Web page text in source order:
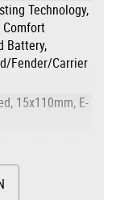
Technology,
Comfort
Battery,
Fender/Carrier
15x110mm, E-
CX max.